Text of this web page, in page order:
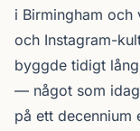
i Birmingham och
och Instagram-
byggde tidigt
— något som
på ett decennium